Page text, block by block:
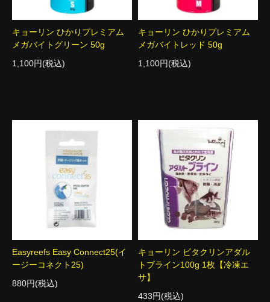
キョーリン ひかりプレミアム
メガバイトグリーン 50g
1,100円(税込)
キョーリン ひかりプレミアム
メガバイトレッド 50g
1,100円(税込)
Easyreefs Easy Connect25(イ
ージーコネクト25)
880円(税込)
キョーリン ビタクリンアダル
トブライン100g 1枚【冷凍エ
サ】
433円(税込)